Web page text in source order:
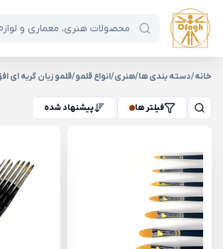
خانه/دسته بندی ها/هنری/انواع قلمو/قلمو زبان گربه ای
فیلتر ها پیشنهاد شده